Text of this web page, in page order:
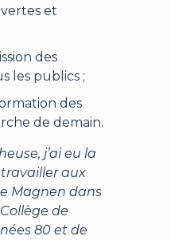
et
des
les publics ;
des
de demain.
j’ai eu la
aux
Magnen dans
de
80 et de